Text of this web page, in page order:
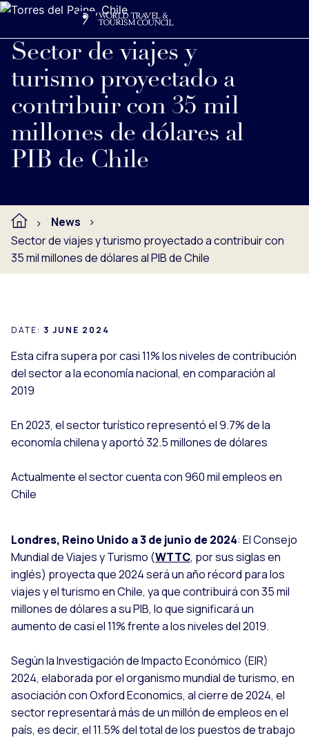
Sector de viajes y
turismo proyectado a
contribuir con 35 mil
millones de dólares al
PIB de Chile
Ver nota de prensa completa debajo.
News
Sector de viajes y turismo proyectado a contribuir con
35 mil millones de dólares al PIB de Chile
DATE: 3 JUNE 2024
Esta cifra supera por casi 11% los niveles de contribución
del sector a la economía nacional, en comparación al
2019
En 2023, el sector turístico representó el 9.7% de la
economía chilena y aportó 32.5 millones de dólares
Actualmente el sector cuenta con 960 mil empleos en
Chile
Londres, Reino Unido a 3 de junio de 2024: El Consejo
Mundial de Viajes y Turismo (WTTC, por sus siglas en
inglés) proyecta que 2024 será un año récord para los
viajes y el turismo en Chile, ya que contribuirá con 35 mil
millones de dólares a su PIB, lo que significará un
aumento de casi el 11% frente a los niveles del 2019.
Según la Investigación de Impacto Económico (EIR)
2024, elaborada por el organismo mundial de turismo, en
asociación con Oxford Economics, al cierre de 2024, el
sector representará más de un millón de empleos en el
país, es decir, el 11.5% del total de los puestos de trabajo